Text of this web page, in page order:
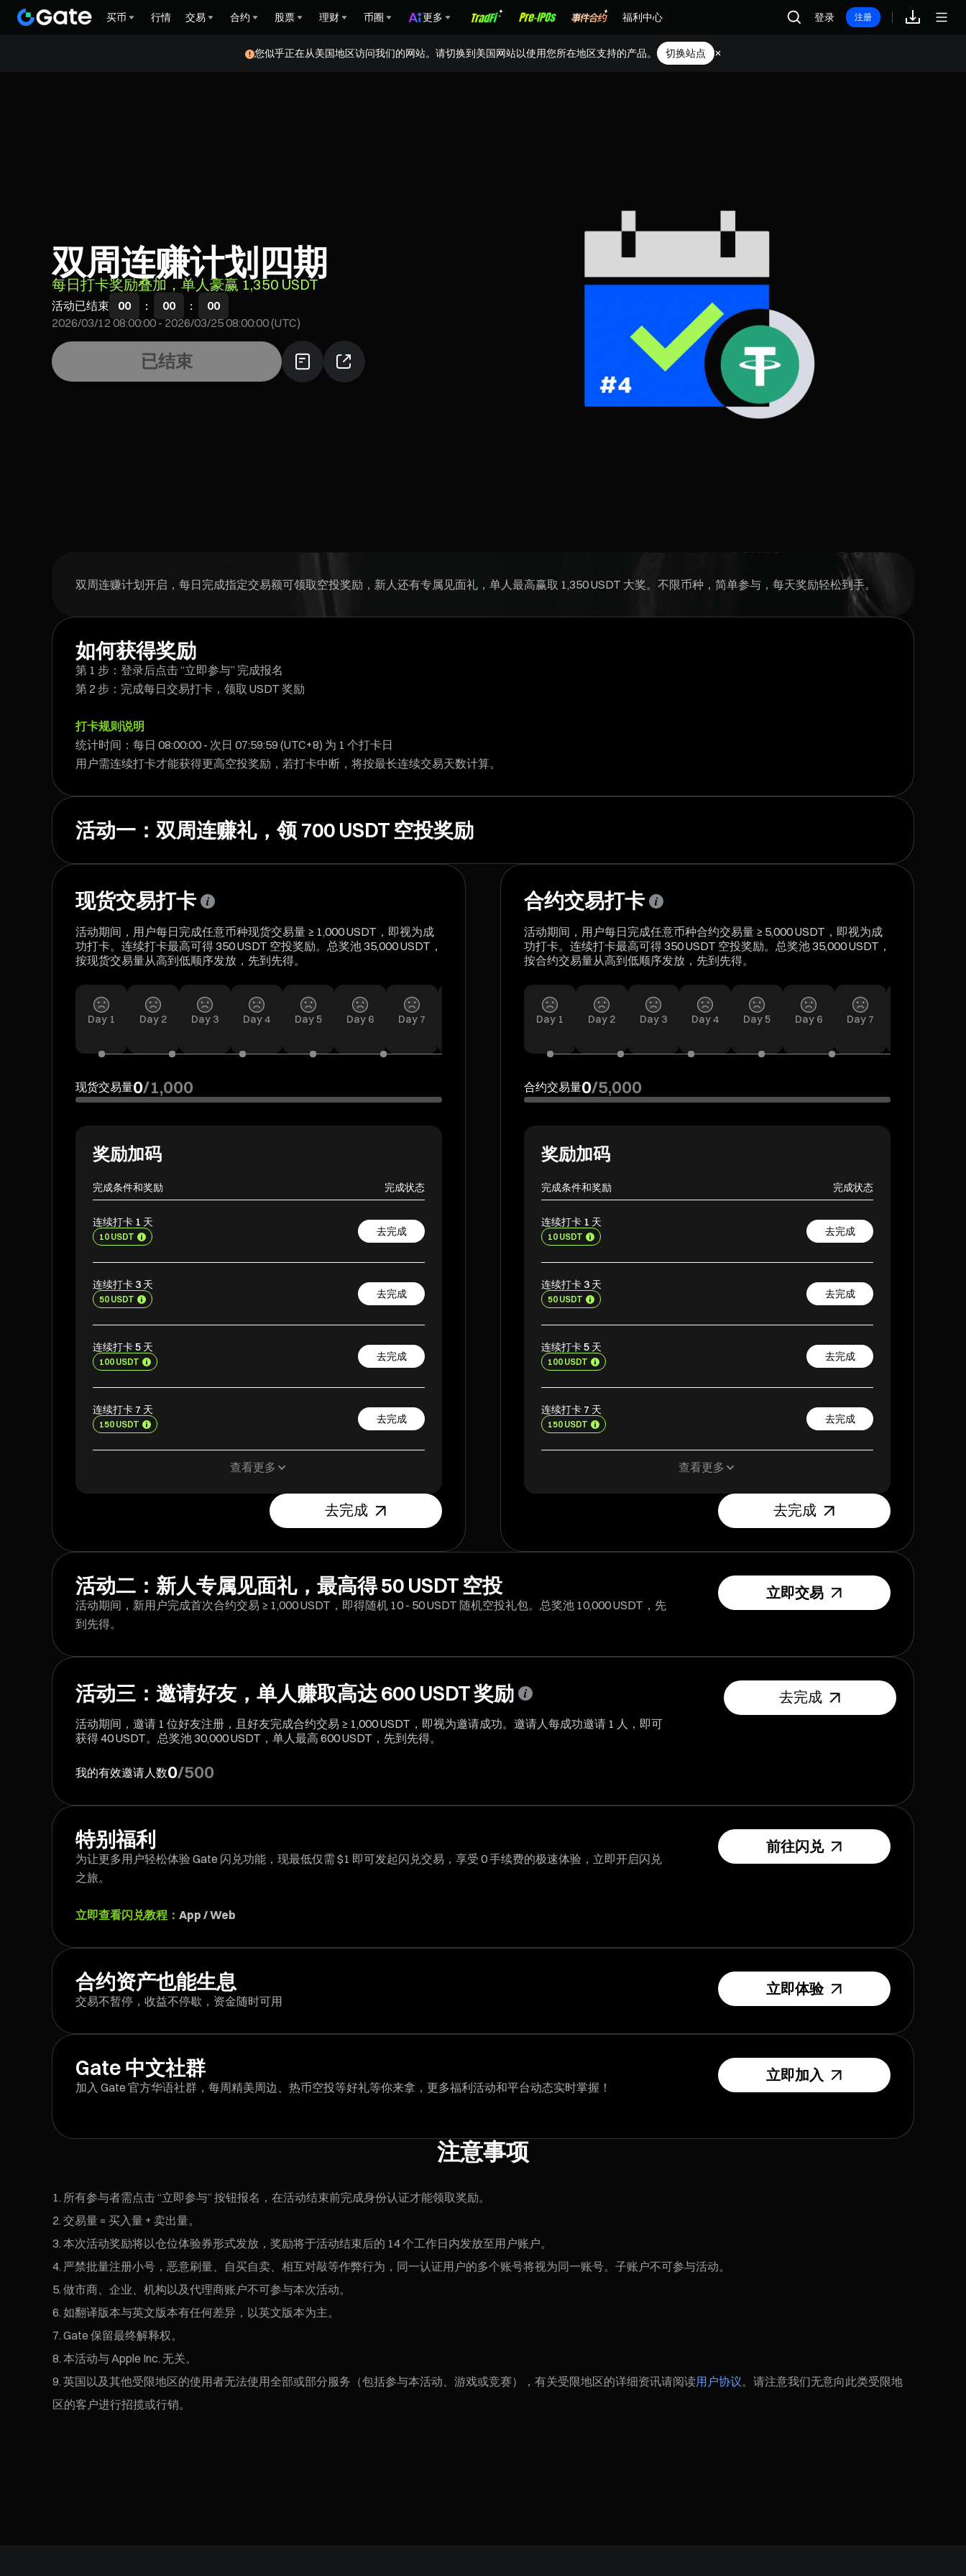
买币 行情 交易 合约 股票 理财 币圈 更多 福利中心 登录 注册
您似乎正在从美国地区访问我们的网站。请切换到美国网站以使用您所在地区支持的产品。 切换站点
双周连赚计划四期
每日打卡奖励叠加，单人豪赢 1,350 USDT
活动已结束 00 : 00 :
00
2026/03/12 08:00:00-2026/03/25 08:00:00 (UTC)
已结束
双周连赚计划开启，每日完成指定交易额可领取空投奖励，新人还有专属见面礼，单人最高赢取 1,350 USDT 大奖。不限币种，简单参与，每天奖励轻松到手。
如何获得奖励
第 1 步：登录后点击 “立即参与” 完成报名
第 2 步：完成每日交易打卡，领取 USDT 奖励
打卡规则说明
统计时间：每日 08:00:00 - 次日 07:59:59 (UTC+8) 为 1 个打卡日
用户需连续打卡才能获得更高空投奖励，若打卡中断，将按最长连续交易天数计算。
活动一：双周连赚礼，领 700 USDT 空投奖励
现货交易打卡
活动期间，用户每日完成任意币种现货交易量 ≥ 1,000 USDT，即视为成
功打卡。连续打卡最高可得 350 USDT 空投奖励。总奖池 35,000 USDT，
按现货交易量从高到低顺序发放，先到先得。
Day 1 Day 2 Day 3 Day4 Day5 Day 6 Day 7 Day Day Day Day Day
现货交易量0/1,000
奖励加码
完成条件和奖励 完成状态
连续打卡 1 天
10 USDT 去完成
连续打卡 3 天
50 USDT 去完成
连续打卡 5 天
100 USDT 去完成
连续打卡 7 天
150 USDT 去完成
查看更多
去完成
合约交易打卡
活动期间，用户每日完成任意币种合约交易量 ≥ 5,000 USDT，即视为成
功打卡。连续打卡最高可得 350 USDT 空投奖励。总奖池 35,000 USDT，
按合约交易量从高到低顺序发放，先到先得。
Day 1 Day 2 Day 3 Day4 Day5 Day 6 Day 7
合约交易量0/5,000
奖励加码
完成条件和奖励 完成状态
连续打卡 1 天
10 USDT 去完成
连续打卡 3 天
50 USDT 去完成
连续打卡 5 天
100 USDT 去完成
连续打卡 7 天
150 USDT 去完成
查看更多
去完成
活动二：新人专属见面礼，最高得 50 USDT 空投
活动期间，新用户完成首次合约交易 ≥ 1,000 USDT，即得随机 10 - 50 USDT 随机空投礼包。总奖池 10,000 USDT，先
到先得。
立即交易
活动三：邀请好友，单人赚取高达 600 USDT 奖励
活动期间，邀请 1 位好友注册，且好友完成合约交易 ≥ 1,000 USDT，即视为邀请成功。邀请人每成功邀请 1 人，即可
获得 40 USDT。总奖池 30,000 USDT，单人最高 600 USDT，先到先得。
我的有效邀请人数0/500
去完成
特别福利
为让更多用户轻松体验 Gate 闪兑功能，现最低仅需 $1 即可发起闪兑交易，享受 0 手续费的极速体验，立即开启闪兑
之旅。
立即查看闪兑教程： App /Web
前往闪兑
合约资产也能生息
交易不暂停，收益不停歇，资金随时可用
立即体验
Gate 中文社群
加入 Gate 官方华语社群，每周精美周边、热币空投等好礼等你来拿，更多福利活动和平台动态实时掌握！
立即加入
注意事项
所有参与者需点击 “立即参与” 按钮报名，在活动结束前完成身份认证才能领取奖励。
交易量 = 买入量 + 卖出量。
本次活动奖励将以仓位体验券形式发放，奖励将于活动结束后的 14 个工作日内发放至用户账户。
严禁批量注册小号，恶意刷量、自买自卖、相互对敲等作弊行为，同一认证用户的多个账号将视为同一账号。子账户不可参与活动。
做市商、企业、机构以及代理商账户不可参与本次活动。
如翻译版本与英文版本有任何差异，以英文版本为主。
Gate 保留最终解释权。
本活动与 Apple Inc. 无关。
英国以及其他受限地区的使用者无法使用全部或部分服务（包括参与本活动、游戏或竞赛），有关受限地区的详细资讯请阅读用户协议。请注意我们无意向此类受限地
区的客户进行招揽或行销。